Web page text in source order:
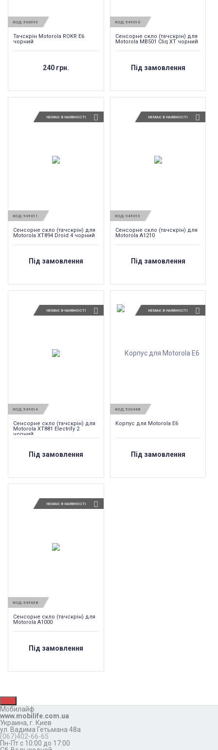
КОД: 560393
Тачскрін Motorola ROKR E6
чорний
240 грн.
КОД: 549010
Сенсорне скло (тачскрін) для
Motorola MB501 Cliq XT чорний
Під замовлення
НЕМАЄ В НАЯВНОСТІ
КОД: 549011
Сенсорне скло (тачскрін) для
Motorola XT894 Droid 4 чорний
Під замовлення
НЕМАЄ В НАЯВНОСТІ
КОД: 549013
Сенсорне скло (тачскрін) для
Motorola A1210
Під замовлення
НЕМАЄ В НАЯВНОСТІ
КОД: 549014
Сенсорне скло (тачскрін) для
Motorola XT881 Electrify 2
чорний
Під замовлення
НЕМАЄ В НАЯВНОСТІ
КОД: 502468
Корпус для Motorola E6
Під замовлення
НЕМАЄ В НАЯВНОСТІ
КОД: 549038
Сенсорне скло (тачскрін) для
Motorola A1000
Під замовлення
Мобилайф
www.mobilife.com.ua
Украина, г. Киев
ул. Вадима Гетьмана 48а
(067)402-66-65
Пн-Пт с 10:00 до 17:00